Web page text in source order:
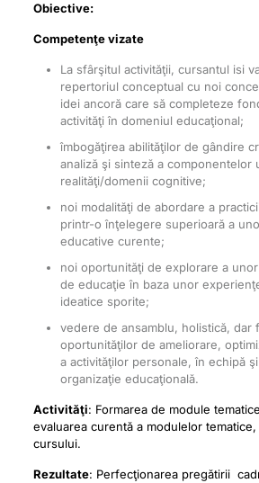
Obiective:
Competenţe vizate
La sfârşitul activităţii, cursantul isi
repertoriul conceptual cu noi
idei ancoră care să completeze
activităţi în domeniul educaţional;
îmbogăţirea abilităţilor de gândire
analiză şi sinteză a componentelor
realităţi/domenii cognitive;
noi modalităţi de abordare a
printr-o înţelegere superioară a
educative curente;
noi oportunităţi de explorare a
de educaţie în baza unor
ideatice sporite;
vedere de ansamblu, holistică, dar
oportunităţilor de ameliorare,
a activităţilor personale, în echipă
organizaţie educaţională.
Activităţi: Formarea de module
evaluarea curentă a modulelor
cursului.
Rezultate: Perfecţionarea pregătirii